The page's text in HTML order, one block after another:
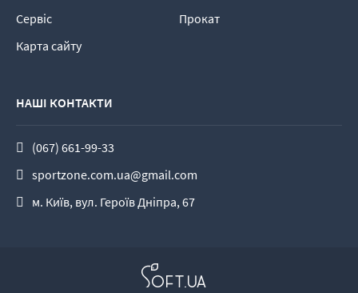
Сервіс
Прокат
Карта сайту
НАШІ КОНТАКТИ
(067) 661-99-33
sportzone.com.ua@gmail.com
м. Київ, вул. Героїв Дніпра, 67